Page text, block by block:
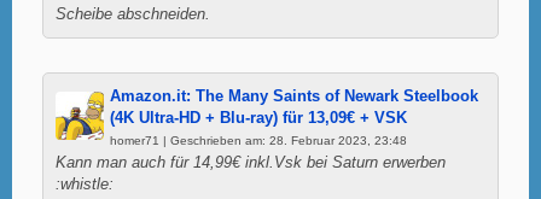
Scheibe abschneiden.
Amazon.it: The Many Saints of Newark Steelbook
(4K Ultra-HD + Blu-ray) für 13,09€ + VSK
homer71 | Geschrieben am: 28. Februar 2023, 23:48
Kann man auch für 14,99€ inkl.Vsk bei Saturn erwerben
:whistle: